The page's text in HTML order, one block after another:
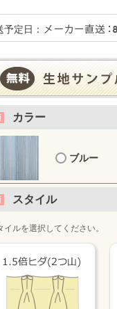
予定日：
カラー
ブルー
スタイル
イルを選択してください。